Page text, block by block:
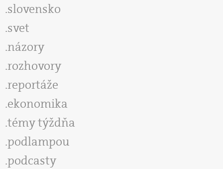
slovensko
svet
názory
rozhovory
reportáže
ekonomika
témy týždňa
podlampou
podcasty